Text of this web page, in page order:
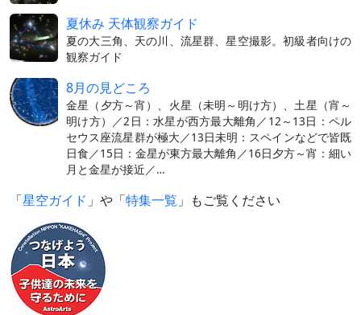
夏休み 天体観察ガイド
夏の大三角、天の川、流星群、星空撮影。初級者向けの
観察ガイド
8月の見どころ
金星（夕方～宵）、火星（未明～明け方）、土星（宵～
明け方）／2日：水星が西方最大離角／12～13日：ペル
セウス座流星群が極大／13日未明：スペインなどで皆既
日食／15日：金星が東方最大離角／16日夕方～宵：細い
月と金星が接近／…
「星空ガイド 」や「特集一覧 」もご覧ください